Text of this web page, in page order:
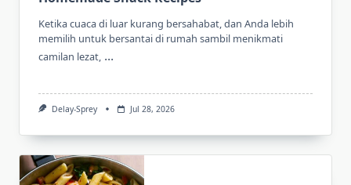
Ketika cuaca di luar kurang bersahabat, dan Anda lebih
memilih untuk bersantai di rumah sambil menikmati
camilan lezat, ...
Delay-Sprey Jul 28, 2026